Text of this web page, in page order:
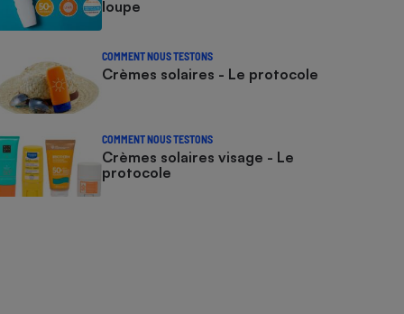
loupe
COMMENT NOUS TESTONS
Crèmes solaires - Le protocole
COMMENT NOUS TESTONS
Crèmes solaires visage - Le
protocole